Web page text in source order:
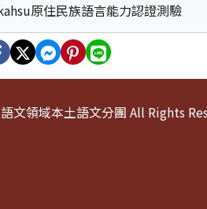
原住民族語言能力認證測驗
領域本土語文分團 All Rights